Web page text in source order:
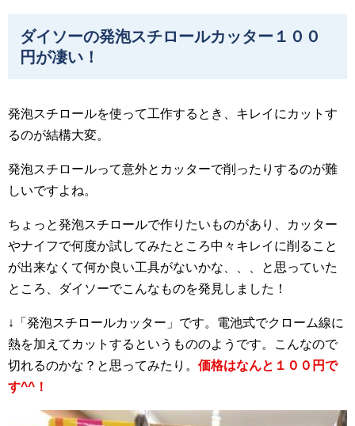
ダイソーの発泡スチロールカッター１００
円が凄い！
発泡スチロールを使って工作するとき、キレイにカットす
るのが結構大変。
発泡スチロールって意外とカッターで削ったりするのが難
しいですよね。
ちょっと発泡スチロールで作りたいものがあり、カッター
やナイフで何度か試してみたところ中々キレイに削ること
が出来なくて何か良い工具がないかな、、、と思っていた
ところ、ダイソーでこんなものを発見しました！
↓「発泡スチロールカッター」です。電池式でクローム線に
熱を加えてカットするというもののようです。こんなので
切れるのかな？と思ってみたり。 価格はなんと１００円で
す^^！